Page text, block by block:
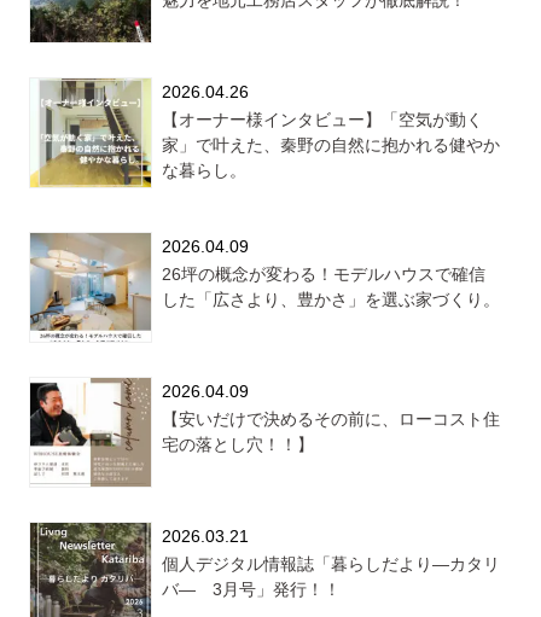
2026.04.26
【オーナー様インタビュー】「空気が動く
家」で叶えた、秦野の自然に抱かれる健やか
な暮らし。
2026.04.09
26坪の概念が変わる！モデルハウスで確信
した「広さより、豊かさ」を選ぶ家づくり。
2026.04.09
【安いだけで決めるその前に、ローコスト住
宅の落とし穴！！】
2026.03.21
個人デジタル情報誌「暮らしだより―カタリ
バ― 3月号」発行！！